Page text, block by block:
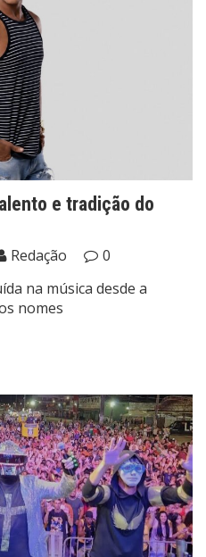
e tradição do
Redação
0
na música desde a
nomes